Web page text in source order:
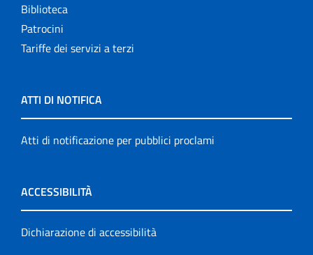
Biblioteca
Patrocini
Tariffe dei servizi a terzi
ATTI DI NOTIFICA
Atti di notificazione per pubblici proclami
ACCESSIBILITÀ
Dichiarazione di accessibilità